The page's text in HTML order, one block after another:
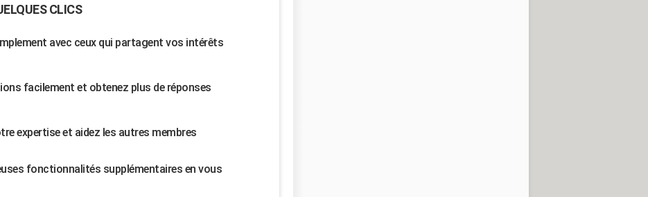
CLICS
avec ceux qui partagent vos intérêts
facilement et obtenez plus de réponses
expertise et aidez les autres membres
fonctionnalités supplémentaires en vous